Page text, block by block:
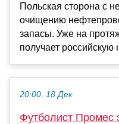
Польская сторона с
очищению
запасы. Уже на
получает российскую
20:00, 18 Дек
Футболист Промес